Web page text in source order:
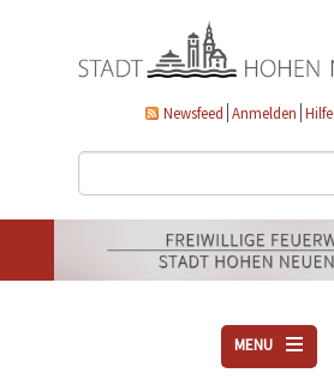
Newsfeed Anmelden Hilfe
MENU